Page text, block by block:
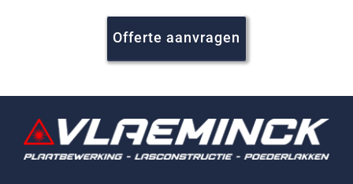
Offerte aanvragen